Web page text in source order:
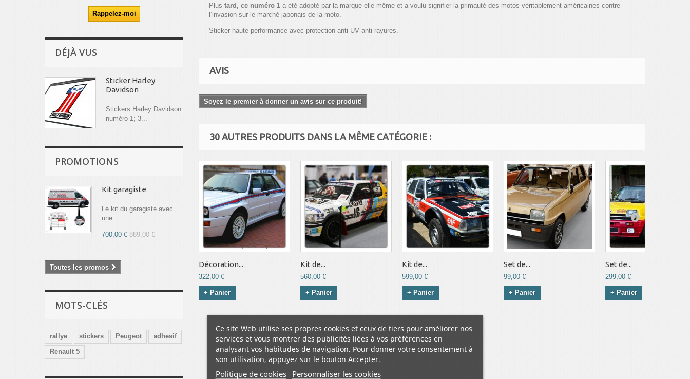
DÉJÀ VUS
Sticker Harley
Davidson
Stickers Harley Davidson
numéro 1; 3...
PROMOTIONS
Kit garagiste
Le kit du garagiste avec
une...
700,00 € 889,00 €
Toutes les promos
MOTS-CLÉS
rallye stickers Peugeot
adhesif
Renault 5
Plus tard, ce numéro 1 a été adopté par la marque elle-même et a voulu signifier la primauté des motos véritablement américaines contre
l’invasion sur le marché japonais de la moto.
Sticker haute performance avec protection anti UV anti rayures.
AVIS
Soyez le premier à donner un avis sur ce produit!
30 AUTRES PRODUITS DANS LA MÊME CATÉGORIE :
Décoration...
322,00 €
+ Panier
Kit de...
560,00 €
+ Panier
Kit de...
599,00 €
+ Panier
Set de...
99,00 €
+ Panier
Set de...
299,00 €
+ Panier
Ce site Web utilise ses propres cookies et ceux de tiers pour améliorer nos
services et vous montrer des publicités liées à vos préférences en
analysant vos habitudes de navigation. Pour donner votre consentement à
son utilisation, appuyez sur le bouton Accepter.
Politique de cookies Personnaliser les cookies